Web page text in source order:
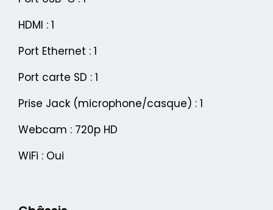
HDMI : 1
Port Ethernet : 1
Port carte SD : 1
Prise Jack (microphone/casque) : 1
Webcam : 720p HD
WiFi : Oui